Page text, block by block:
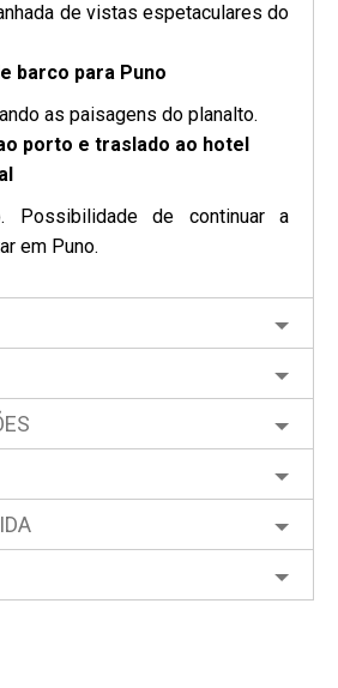
de vistas espetaculares do
barco para Puno
as paisagens do planalto.
porto e traslado ao hotel
Possibilidade de continuar a
em Puno.